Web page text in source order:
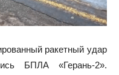
ракетный удар
БПЛА «Герань-2».